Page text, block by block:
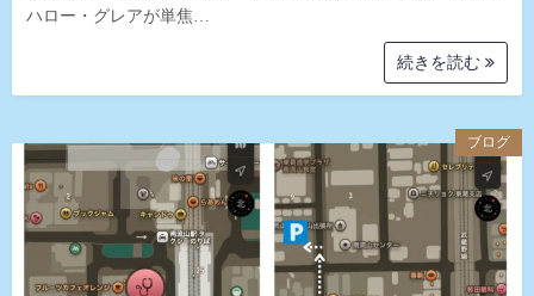
ハロー・グレアが単焦…
続きを読む
ブログ